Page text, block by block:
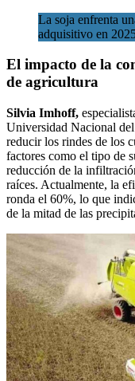
La soja enfrenta
adquisitivo en
El impacto de la
de agricultura
Silvia Imhoff,
Universidad Nacional
reducir los rindes de los
factores como el tipo de
reducción de la
raíces. Actualmente, la
ronda el 60%, lo que
de la mitad de las